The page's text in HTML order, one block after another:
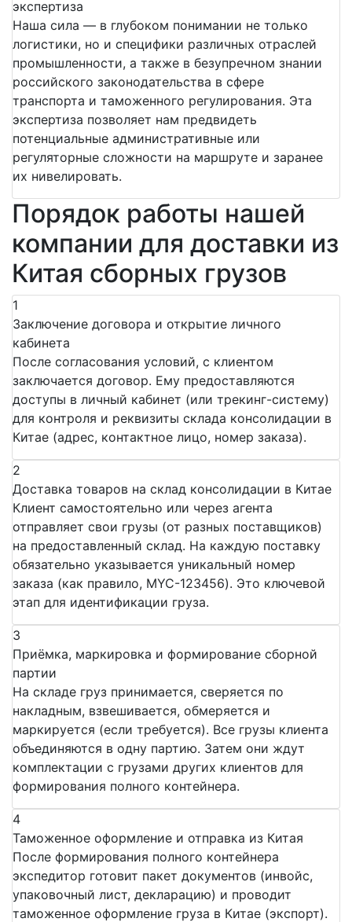
экспертиза
Наша сила — в глубоком понимании не только
логистики, но и специфики различных отраслей
промышленности, а также в безупречном знании
российского законодательства в сфере
транспорта и таможенного регулирования. Эта
экспертиза позволяет нам предвидеть
потенциальные административные или
регуляторные сложности на маршруте и заранее
их нивелировать.
Порядок работы нашей
компании для доставки из
Китая сборных грузов
1
Заключение договора и открытие личного
кабинета
После согласования условий, с клиентом
заключается договор. Ему предоставляются
доступы в личный кабинет (или трекинг-систему)
для контроля и реквизиты склада консолидации в
Китае (адрес, контактное лицо, номер заказа).
2
Доставка товаров на склад консолидации в Китае
Клиент самостоятельно или через агента
отправляет свои грузы (от разных поставщиков)
на предоставленный склад. На каждую поставку
обязательно указывается уникальный номер
заказа (как правило, MYC-123456). Это ключевой
этап для идентификации груза.
3
Приёмка, маркировка и формирование сборной
партии
На складе груз принимается, сверяется по
накладным, взвешивается, обмеряется и
маркируется (если требуется). Все грузы клиента
объединяются в одну партию. Затем они ждут
комплектации с грузами других клиентов для
формирования полного контейнера.
4
Таможенное оформление и отправка из Китая
После формирования полного контейнера
экспедитор готовит пакет документов (инвойс,
упаковочный лист, декларацию) и проводит
таможенное оформление груза в Китае (экспорт).